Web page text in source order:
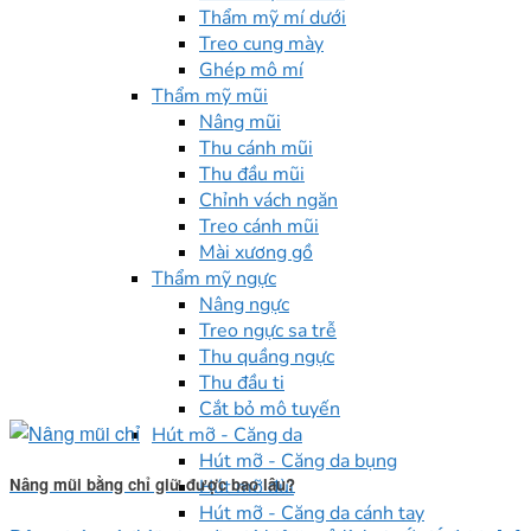
Thẩm mỹ mí dưới
Treo cung mày
Ghép mô mí
Thẩm mỹ mũi
Nâng mũi
Thu cánh mũi
Thu đầu mũi
Chỉnh vách ngăn
Treo cánh mũi
Mài xương gồ
Thẩm mỹ ngực
Nâng ngực
Treo ngực sa trễ
Thu quầng ngực
Thu đầu ti
Cắt bỏ mô tuyến
Hút mỡ - Căng da
Hút mỡ - Căng da bụng
Hút mỡ đùi
Hút mỡ - Căng da cánh tay
Nâng mũi bằng chỉ giữ được bao lâu?